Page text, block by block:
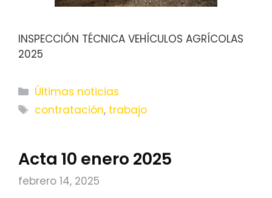
INSPECCIÓN TÉCNICA VEHÍCULOS AGRÍCOLAS
2025
Categorías
Últimas noticias
Etiquetas
contratación, trabajo
Acta 10 enero 2025
febrero 14, 2025